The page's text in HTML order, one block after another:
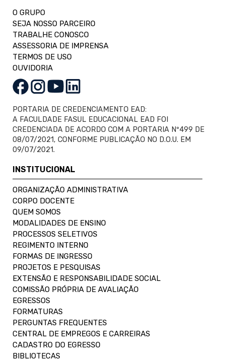
O GRUPO
SEJA NOSSO PARCEIRO
TRABALHE CONOSCO
ASSESSORIA DE IMPRENSA
TERMOS DE USO
OUVIDORIA
PORTARIA DE CREDENCIAMENTO EAD:
A FACULDADE FASUL EDUCACIONAL EAD FOI
CREDENCIADA DE ACORDO COM A PORTARIA Nº499 DE
08/07/2021, CONFORME PUBLICAÇÃO NO D.O.U. EM
09/07/2021.
INSTITUCIONAL
ORGANIZAÇÃO ADMINISTRATIVA
CORPO DOCENTE
QUEM SOMOS
MODALIDADES DE ENSINO
PROCESSOS SELETIVOS
REGIMENTO INTERNO
FORMAS DE INGRESSO
PROJETOS E PESQUISAS
EXTENSÃO E RESPONSABILIDADE SOCIAL
COMISSÃO PRÓPRIA DE AVALIAÇÃO
EGRESSOS
FORMATURAS
PERGUNTAS FREQUENTES
CENTRAL DE EMPREGOS E CARREIRAS
CADASTRO DO EGRESSO
BIBLIOTECAS